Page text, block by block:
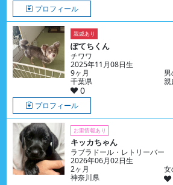
プロフィール
親戚あり
ぽてちくん
チワワ
2025年11月08日生
9ヶ月
千葉県
親
0
プロフィール
お里情報あり
キッカちゃん
ラブラドール・レトリーバー
2026年06月02日生
2ヶ月
女
神奈川県